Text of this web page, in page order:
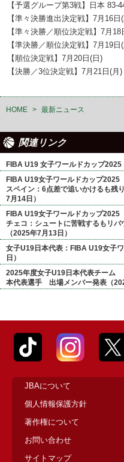
【予選グループ第3戦】日本 83-
【準々決勝進出決定戦】7月16
【準々決勝／順位決定戦】7月18
【準決勝／順位決定戦】7月19日
【順位決定戦】7月20日(日)
【決勝／3位決定戦】7月21日(月)
HOME > 最新ニュース
関連リンク
FIBA U19 女子ワールドカップ2025
FIBA U19女子ワールドカップ2025
スペイン：6点差で追いかけるも残
7月14日）
FIBA U19女子ワールドカップ2025
チェコ：シュートに苦戦するもリバ
（2025年7月13日）
女子U19日本代表：FIBA U19女子
日）
2025年度女子U19日本代表チーム
本代表選手 出場メンバー発表（
JBAについて
個人情報保護方針
著作権について
お問い合わせ
サイトマップ